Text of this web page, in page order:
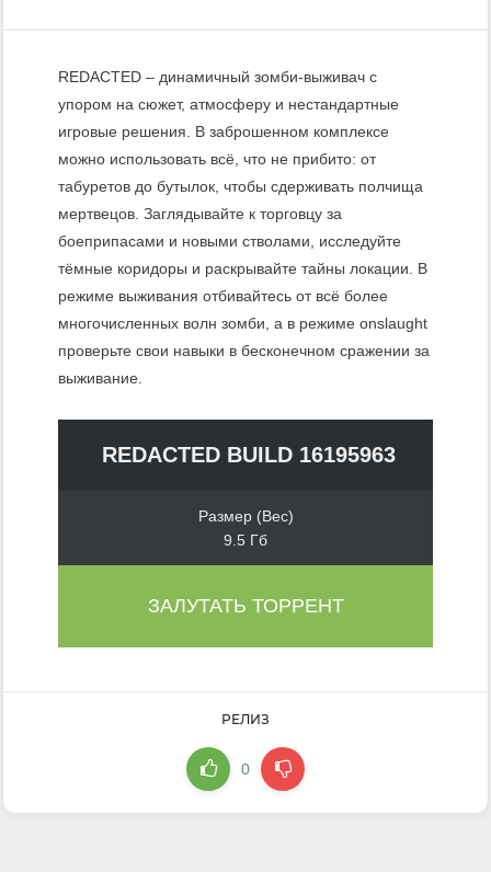
REDACTED – динамичный зомби-выживач с
упором на сюжет, атмосферу и нестандартные
игровые решения. В заброшенном комплексе
можно использовать всё, что не прибито: от
табуретов до бутылок, чтобы сдерживать полчища
мертвецов. Заглядывайте к торговцу за
боеприпасами и новыми стволами, исследуйте
тёмные коридоры и раскрывайте тайны локации. В
режиме выживания отбивайтесь от всё более
многочисленных волн зомби, а в режиме onslaught
проверьте свои навыки в бесконечном сражении за
выживание.
REDACTED BUILD 16195963
Размер (Вес)
9.5 Гб
ЗАЛУТАТЬ ТОРРЕНТ
РЕЛИЗ
0